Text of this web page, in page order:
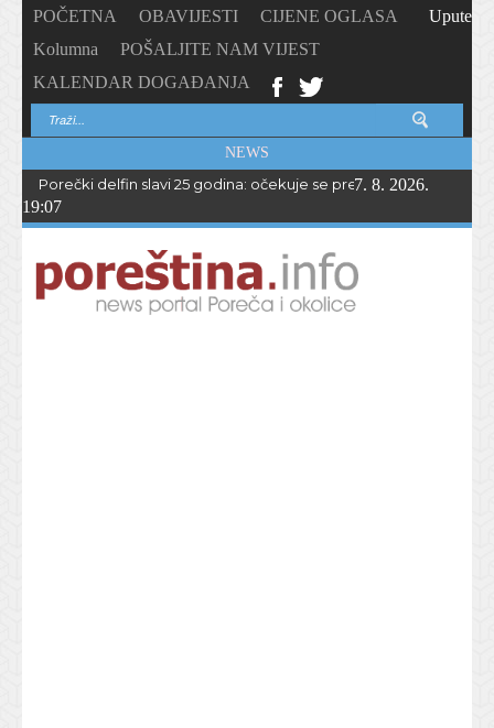
POČETNA OBAVIJESTI
CIJENE OGLASA
Kolumna
POŠALJITE NAM VIJEST
KALENDAR DOGAĐANJA
Upute
NEWS
Porečki delfin slavi 25 godina: očekuje se preko 1.700
7. 8. 2026.
19:07